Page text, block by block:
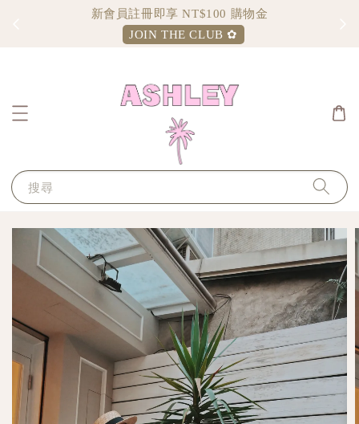
新會員註冊即享 NT$100 購物金
JOIN THE CLUB ✿
搜尋